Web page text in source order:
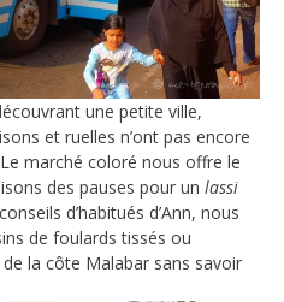
une petite ville,
et ruelles n’ont pas encore
marché coloré nous offre le
des pauses pour un lassi
d’habitués d’Ann, nous
de foulards tissés ou
la côte Malabar sans savoir